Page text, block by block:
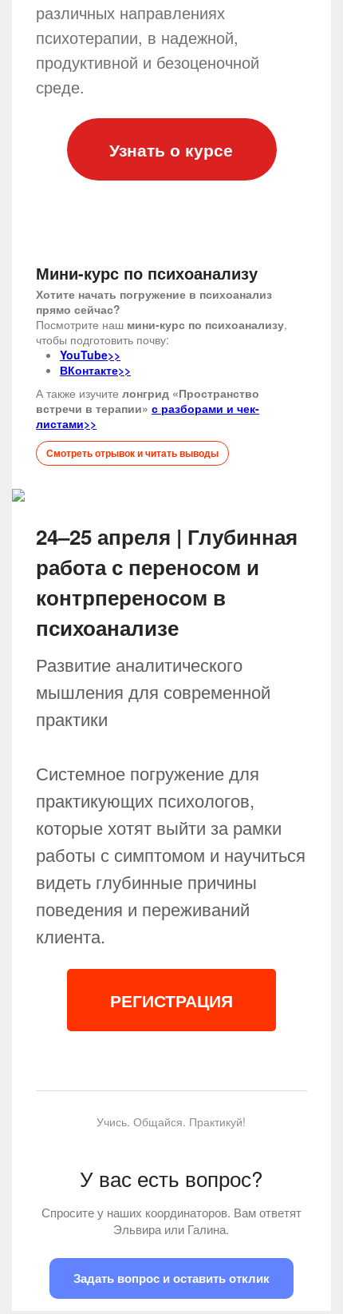
различных направлениях
психотерапии, в надежной,
продуктивной и безоценочной
среде.
Узнать о курсе
Мини-курс по психоанализу
Хотите начать погружение в психоанализ
прямо сейчас?
Посмотрите наш мини-курс по психоанализу,
чтобы подготовить почву:
YouTube>>
ВКонтакте>>
А также изучите лонгрид «Пространство
встречи в терапии» с разборами и чек-
листами>>
Смотреть отрывок и читать выводы
24–25 апреля | Глубинная
работа с переносом и
контрпереносом в
психоанализе
Развитие аналитического
мышления для современной
практики
Системное погружение для
практикующих психологов,
которые хотят выйти за рамки
работы с симптомом и научиться
видеть глубинные причины
поведения и переживаний
клиента.
РЕГИСТРАЦИЯ
Учись. Общайся. Практикуй!
У вас есть вопрос?
Спросите у наших координаторов. Вам ответят
Эльвира или Галина.
Задать вопрос и оставить отклик